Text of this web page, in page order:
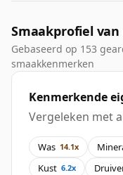
Smaakprofiel
Gebaseerd op 153
smaakkenmerken
Kenmerkende
Vergeleken met
Was 14.1x
Kust 6.2x